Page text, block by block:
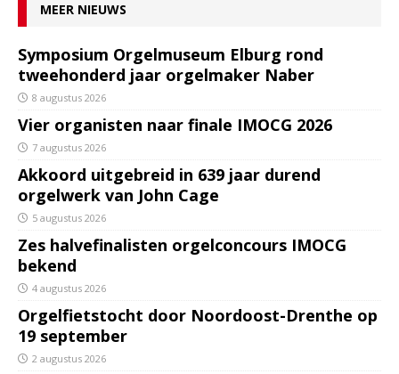
MEER NIEUWS
Symposium Orgelmuseum Elburg rond
tweehonderd jaar orgelmaker Naber
8 augustus 2026
Vier organisten naar finale IMOCG 2026
7 augustus 2026
Akkoord uitgebreid in 639 jaar durend
orgelwerk van John Cage
5 augustus 2026
Zes halvefinalisten orgelconcours IMOCG
bekend
4 augustus 2026
Orgelfietstocht door Noordoost-Drenthe op
19 september
2 augustus 2026